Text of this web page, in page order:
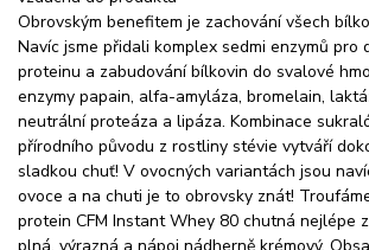
Obrovským benefitem je zachování všech
Navíc jsme přidali komplex sedmi enzymů pro
proteinu a zabudování bílkovin do svalové
enzymy papain, alfa-amyláza, bromelain,
neutrální proteáza a lipáza. Kombinace
přírodního původu z rostliny stévie vytváří
sladkou chuť! V ovocných variantách jsou
ovoce a na chuti je to obrovsky znát!
protein CFM Instant Whey 80 chutná nejlépe